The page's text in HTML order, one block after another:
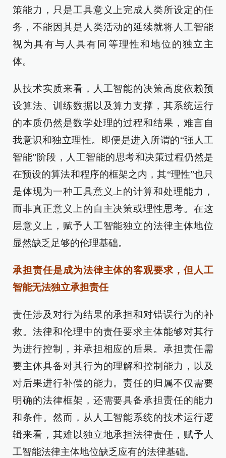
策能力，只是工具意义上完成人类所设定的任
务，不能因其是人类活动的延续就将人工智能
视为具有与人具有同等理性和地位的独立主
体。
从技术实质来看，人工智能的决策高度依赖预
设算法、训练数据以及算力支撑，其系统运行
的本质仍然是数学处理的过程和结果，难言自
我意识和独立理性。即便是进入所谓的“强人工
智能”阶段，人工智能的思考和决策过程仍然是
在预设的算法和程序的框架之内，其“理性”也只
是体现为一种工具意义上的计算和处理能力，
而非真正意义上的自主决策或理性思考。在这
层意义上，赋予人工智能独立的法律主体地位
显然缺乏足够的伦理基础。
承担责任是成为法律主体的客观要求，但人工
智能无法独立承担责任
责任涉及对行为结果的承担和对错误行为的补
救。法律和伦理中的责任要求主体能够对其行
为进行控制，并承担相应的后果。承担责任需
要主体具备对其行为的理解和控制能力，以及
对后果进行补偿的能力。责任的归属不仅需要
明确的法律框架，还需要具备承担责任的能力
和条件。然而，从人工智能系统的技术运行逻
辑来看，其难以独立地承担法律责任，赋予人
工智能法律主体地位缺乏应有的法律基础。